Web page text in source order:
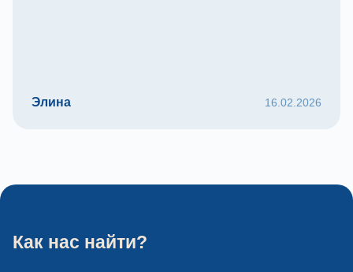
Элина 16.02.2026
Как нас найти?